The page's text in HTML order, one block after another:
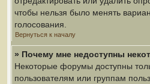
чтобы нельзя было менять
голосования.
Вернуться к началу
» Почему мне недоступны
Некоторые форумы доступны
пользователям или группам